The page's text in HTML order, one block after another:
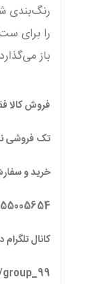
رنگ‌بندی
را برای
باز
فروش کالا
تک فروشی
خرید و
55005654_09129455586
کانال تلگرام